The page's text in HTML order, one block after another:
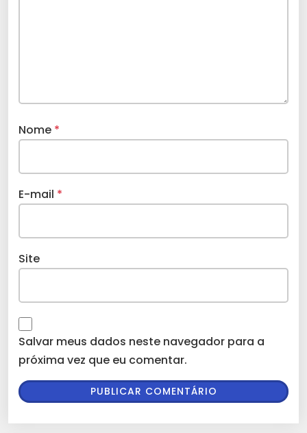
Nome *
E-mail *
Site
Salvar meus dados neste navegador para a
próxima vez que eu comentar.